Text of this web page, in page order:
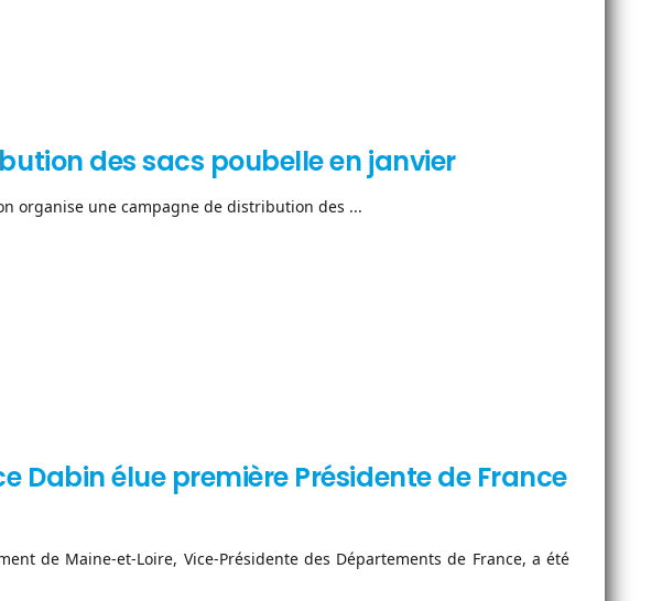
des sacs poubelle en janvier
organise une campagne de distribution des ...
Dabin élue première Présidente de France
de Maine-et-Loire, Vice-Présidente des Départements de France, a été